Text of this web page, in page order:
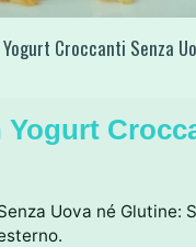
Croccanti Senza
Uova né Glutine: